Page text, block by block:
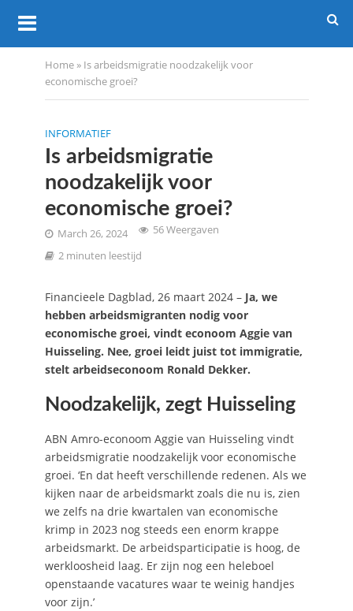
Home» Is arbeidsmigratie noodzakelijk voor
economische groei?
INFORMATIEF
Is arbeidsmigratie
noodzakelijk voor
economische groei?
March 26, 2024
56 Weergaven
2 minuten leestijd
Financieele Dagblad, 26 maart 2024 –Ja, we
hebben arbeidsmigranten nodig voor
economische groei, vindt econoom Aggie van
Huisseling. Nee, groei leidt juist tot immigratie,
stelt arbeidseconoom Ronald Dekker.
Noodzakelijk, zegt Huisseling
ABN Amro-econoom Aggie van Huisseling vindt
arbeidsmigratie noodzakelijk voor economische
groei. ‘En dat heeft verschillende redenen. Als we
kijken naar de arbeidsmarkt zoals die nu is, zien
we zelfs na drie kwartalen van economische
krimp in 2023 nog steeds een enorm krappe
arbeidsmarkt. De arbeidsparticipatie is hoog, de
werkloosheid laag. Er zijn nog een heleboel
openstaande vacatures waar te weinig handjes
voor zijn.’